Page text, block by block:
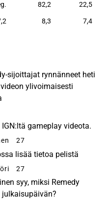
82,2 22,5
8,3 7,4
sijoittajat rynnänneet heti
ylivoimaisesti
gameplay videota.
27
lisää tietoa pelistä
27
syy, miksi Remedy